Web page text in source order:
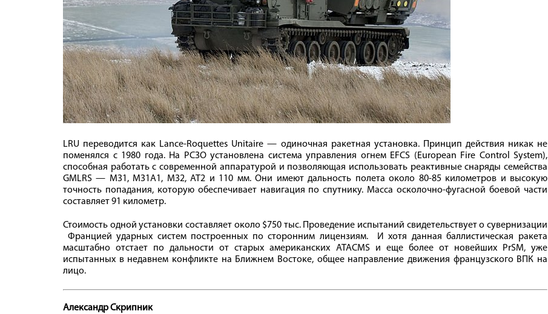
LRU переводится как Lance-Roquettes Unitaire — одиночная ракетная установка. Принцип действия никак не
поменялся с 1980 года. На РСЗО установлена система управления огнем EFCS (European Fire Control System),
способная работать с современной аппаратурой и позволяющая использовать реактивные снаряды семейства
GMLRS — M31, M31A1, M32, AT2 и 110 мм. Они имеют дальность полета около 80-85 километров и высокую
точность попадания, которую обеспечивает навигация по спутнику. Масса осколочно-фугасной боевой части
составляет 91 километр.
Стоимость одной установки составляет около $750 тыс. Проведение испытаний свидетельствует о сувернизации
Францией ударных систем построенных по сторонним лицензиям. И хотя данная баллистическая ракета
масштабно отстает по дальности от старых американских ATACMS и еще более от новейших PrSM, уже
испытанных в недавнем конфликте на Ближнем Востоке, общее направление движения французского ВПК на
лицо.
Александр Скрипник